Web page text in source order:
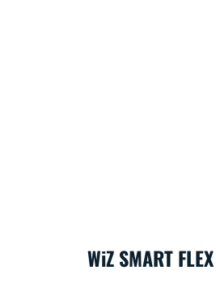
WiZ SMART